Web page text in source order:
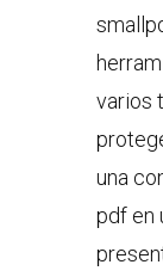
varios
una
pdf en